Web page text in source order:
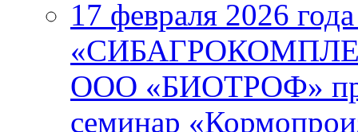
17 февраля 2026
ООО «БИОТРОФ»
семинар